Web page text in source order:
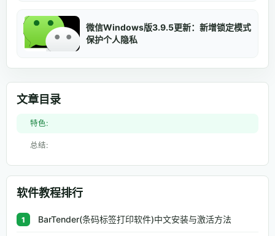
微信Windows版3.9.5更新：新增锁定模式
保护个人隐私
文章目录
特色:
总结:
软件教程排行
1 BarTender(条码标签打印软件)中文安装与激活方法